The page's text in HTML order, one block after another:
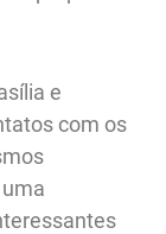
e
com os